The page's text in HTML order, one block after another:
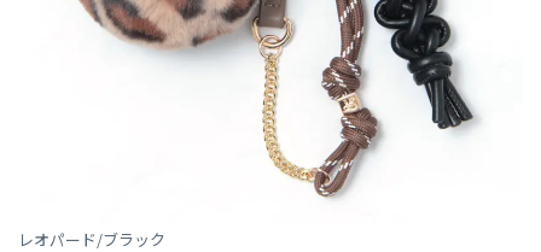
レオパード/ブラック